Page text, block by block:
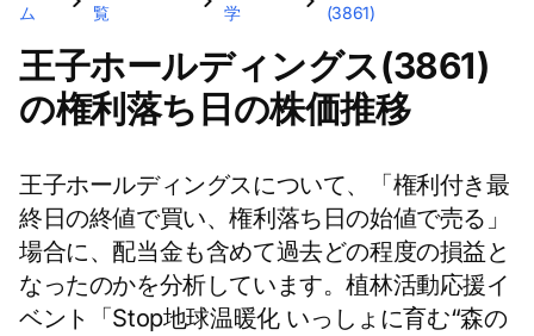
ム
覧
学
(3861)
王子ホールディングス(3861)
の権利落ち日の株価推移
王子ホールディングスについて、「権利付き最
終日の終値で買い、権利落ち日の始値で売る」
場合に、配当金も含めて過去どの程度の損益と
なったのかを分析しています。植林活動応援イ
ベント「Stop地球温暖化 いっしょに育む“森の